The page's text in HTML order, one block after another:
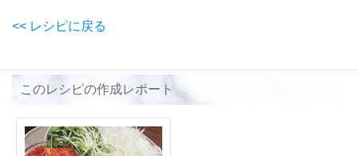
<< レシピに戻る
このレシピの作成レポート